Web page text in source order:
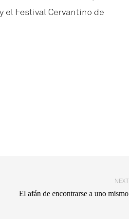
el Festival Cervantino de
NEXT
El afán de encontrarse a uno mismo